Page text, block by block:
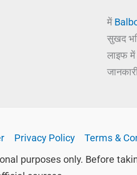
में
सुखद
लाइफ
Privacy Policy
Terms &
purposes only. Before